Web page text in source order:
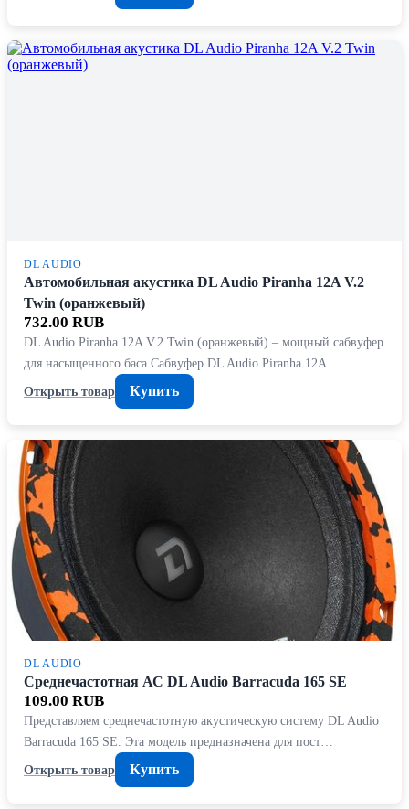
DL AUDIO
Автомобильная акустика DL Audio Piranha 12A V.2
Twin (оранжевый)
732.00 RUB
DL Audio Piranha 12A V.2 Twin (оранжевый) – мощный сабвуфер
для насыщенного баса Сабвуфер DL Audio Piranha 12A…
Открыть товар
Купить
DL AUDIO
Среднечастотная АС DL Audio Barracuda 165 SE
109.00 RUB
Представляем среднечастотную акустическую систему DL Audio
Barracuda 165 SE. Эта модель предназначена для пост…
Открыть товар
Купить